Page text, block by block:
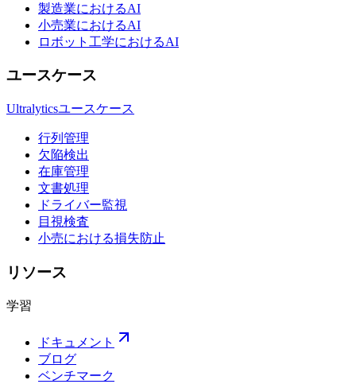
製造業におけるAI
小売業におけるAI
ロボット工学におけるAI
ユースケース
Ultralyticsユースケース
行列管理
欠陥検出
在庫管理
文書処理
ドライバー監視
目視検査
小売における損失防止
リソース
学習
ドキュメント
ブログ
ベンチマーク